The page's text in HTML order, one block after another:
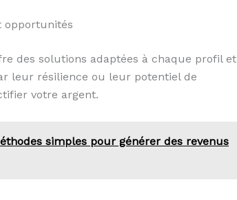
opportunités
des solutions adaptées à chaque profil et
leur résilience ou leur potentiel de
votre argent.
simples pour générer des revenus